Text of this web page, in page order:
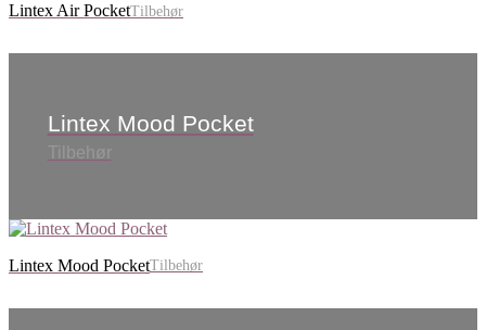
Lintex Air PocketTilbehør
Lintex Mood Pocket
Tilbehør
Lintex Mood PocketTilbehør